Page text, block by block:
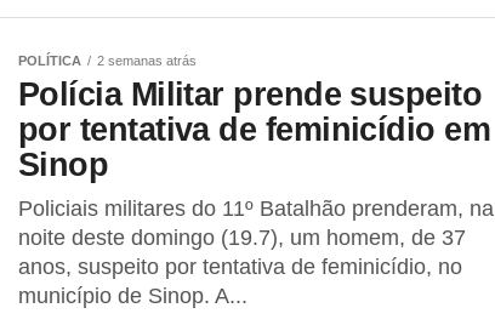
POLÍTICA 2 semanas atrás
Polícia Militar prende suspeito
por tentativa de feminicídio em
Sinop
Policiais militares do 11º Batalhão prenderam, na
noite deste domingo (19.7), um homem, de 37
anos, suspeito por tentativa de feminicídio, no
município de Sinop. A...